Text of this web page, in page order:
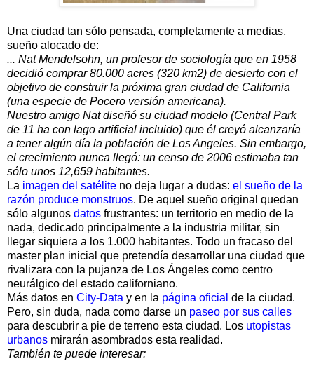
Una ciudad tan sólo pensada, completamente a medias,
sueño alocado de:
... Nat Mendelsohn, un profesor de sociología que en 1958
decidió comprar 80.000 acres (320 km2) de desierto con el
objetivo de construir la próxima gran ciudad de California
(una especie de Pocero versión americana).
Nuestro amigo Nat diseñó su ciudad modelo (Central Park
de 11 ha con lago artificial incluido) que él creyó alcanzaría
a tener algún día la población de Los Angeles. Sin embargo,
el crecimiento nunca llegó: un censo de 2006 estimaba tan
sólo unos 12,659 habitantes.
La imagen del satélite no deja lugar a dudas: el sueño de la
razón produce monstruos. De aquel sueño original quedan
sólo algunos datos frustrantes: un territorio en medio de la
nada, dedicado principalmente a la industria militar, sin
llegar siquiera a los 1.000 habitantes. Todo un fracaso del
master plan inicial que pretendía desarrollar una ciudad que
rivalizara con la pujanza de Los Ángeles como centro
neurálgico del estado californiano.
Más datos en City-Data y en la página oficial de la ciudad.
Pero, sin duda, nada como darse un paseo por sus calles
para descubrir a pie de terreno esta ciudad. Los utopistas
urbanos mirarán asombrados esta realidad.
También te puede interesar: